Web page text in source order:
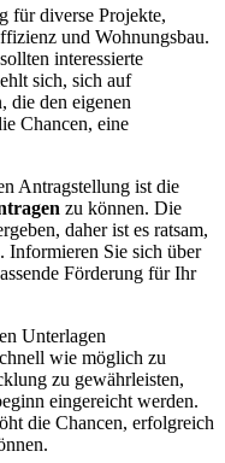
für diverse Projekte,
und Wohnungsbau.
interessierte
sich, sich auf
die den eigenen
Chancen, eine
Antragstellung ist die
zu können. Die
daher ist es ratsam,
Informieren Sie sich über
Förderung für Ihr
Unterlagen
wie möglich zu
zu gewährleisten,
eingereicht werden.
die Chancen, erfolgreich